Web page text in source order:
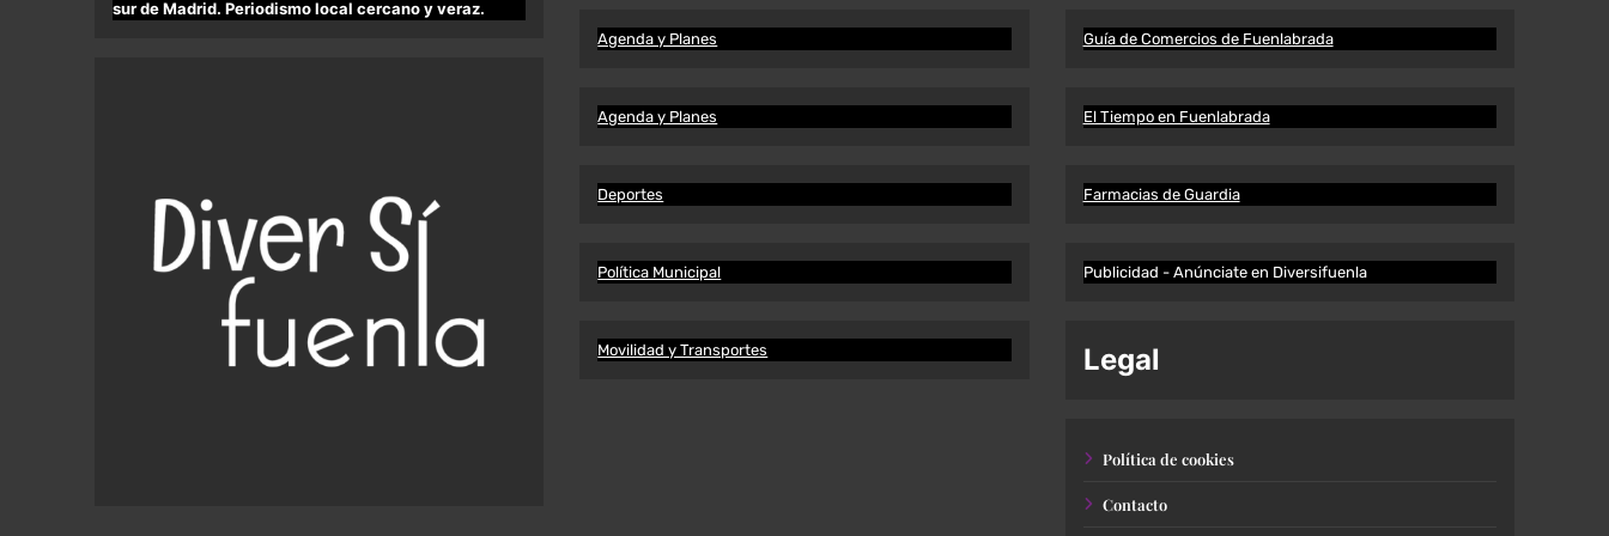
sur de Madrid. Periodismo local cercano y veraz.
Agenda y Planes
Agenda y Planes
Deportes
Política Municipal
Movilidad y Transportes
Guía de Comercios de Fuenlabrada
El Tiempo en Fuenlabrada
Farmacias de Guardia
Publicidad - Anúnciate en Diversifuenla
Legal
Política de cookies
Contacto